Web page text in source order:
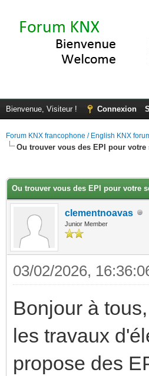
Bienvenue, Visiteur ! Connexion
Forum KNX francophone / English KNX
Ou trouver vous des EPI pour votre
Ou trouver vous des EPI pour votre
clementnoavas
Junior Member
03/02/2026,
Bonjour à
les travaux
propose des